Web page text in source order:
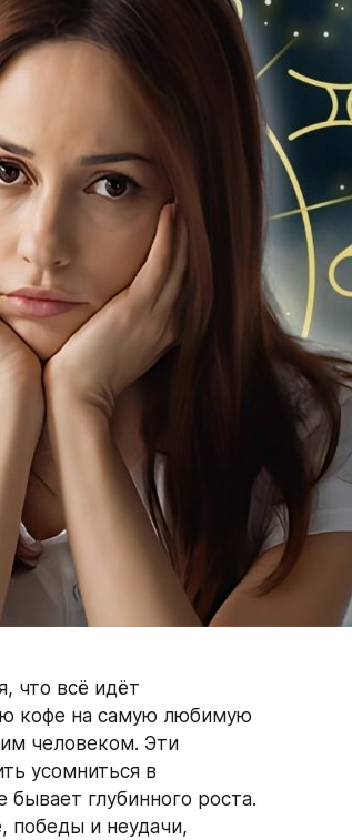
что всё идёт
кофе на самую любимую
человеком. Эти
усомниться в
глубинного роста.
победы и неудачи,